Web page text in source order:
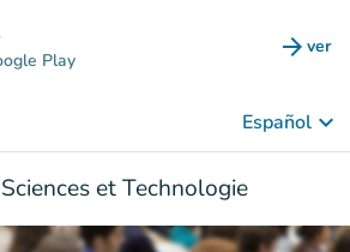
Play arrow_forward ver
Español keyboard_arrow_down
et Technologie